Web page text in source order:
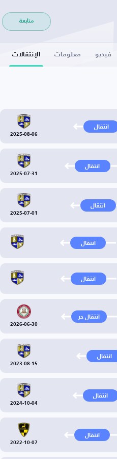
متابعة
فيديو معلومات الإنتقالات
انتقال
2025-08-06
انتقال
2025-07-31
انتقال
2025-07-01
انتقال
انتقال
انتقال حر
2026-06-30
انتقال
2023-08-15
انتقال
2024-10-04
انتقال
2022-10-07